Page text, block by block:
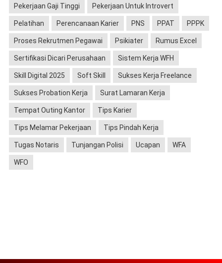
Pekerjaan Gaji Tinggi Pekerjaan Untuk Introvert
Pelatihan Perencanaan Karier PNS PPAT PPPK
Proses Rekrutmen Pegawai Psikiater Rumus Excel
Sertifikasi Dicari Perusahaan Sistem Kerja WFH
Skill Digital 2025 Soft Skill Sukses Kerja Freelance
Sukses Probation Kerja Surat Lamaran Kerja
Tempat Outing Kantor Tips Karier
Tips Melamar Pekerjaan Tips Pindah Kerja
Tugas Notaris Tunjangan Polisi Ucapan WFA
WFO